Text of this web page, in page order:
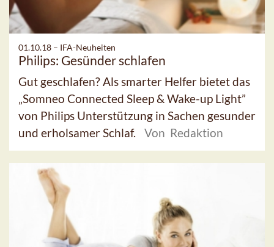
01.10.18 – IFA-Neuheiten
Philips: Gesünder schlafen
Gut geschlafen? Als smarter Helfer bietet das
„Somneo Connected Sleep & Wake-up Light”
von Philips Unterstützung in Sachen gesunder
und erholsamer Schlaf.
Von Redaktion